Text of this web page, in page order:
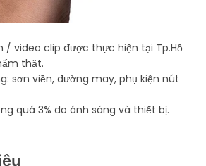
video clip được thực hiện tại Tp.Hồ
thật.
sơn viền, đường may, phụ kiện nút
quá 3% do ánh sáng và thiết bị.